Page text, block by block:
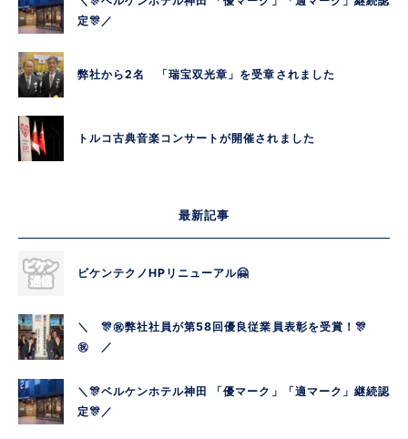
定🎊／
弊社から2名 「瑞宝双光章」を受章されました
トルコ古典音楽コンサートが開催されました
最新記事
ビケンテクノHPリニューアル🤗
＼ 🎊㊗弊社社員が第58回優良従業員表彰を受賞！🎊
㊗ ／
＼🎊ベルケンホテル神田 「優マーク」「適マーク」継続認
定🎊／